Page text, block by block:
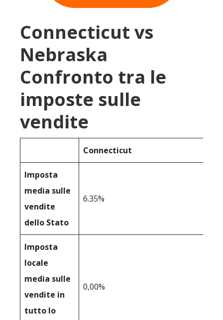
Connecticut vs
Nebraska
Confronto tra le
imposte sulle
vendite
Connecticut
Imposta
media sulle
vendite
dello Stato
6.35%
Imposta
locale
media sulle
vendite in
tutto lo
0,00%